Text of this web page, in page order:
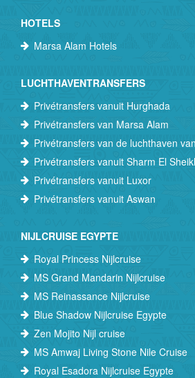
HOTELS
Marsa Alam Hotels
LUCHTHAVENTRANSFERS
Privétransfers vanuit Hurghada
Privétransfers van Marsa Alam
Privétransfers van de luchthaven
Privétransfers vanuit Sharm El
Privétransfers vanuit Luxor
Privétransfers vanuit Aswan
NIJLCRUISE EGYPTE
Royal Princess Nijlcruise
MS Grand Mandarin Nijlcruise
MS Reinassance Nijlcruise
Blue Shadow Nijlcruise Egypte
Zen Mojito Nijl cruise
MS Amwaj Living Stone Nile Cruise
Royal Esadora Nijlcruise Egypte